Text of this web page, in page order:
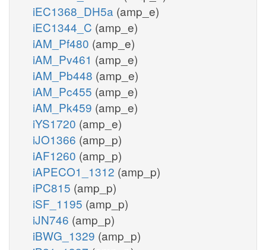
iEC1368_DH5a (amp_e)
iEC1344_C (amp_e)
iAM_Pf480 (amp_e)
iAM_Pv461 (amp_e)
iAM_Pb448 (amp_e)
iAM_Pc455 (amp_e)
iAM_Pk459 (amp_e)
iYS1720 (amp_e)
iJO1366 (amp_p)
iAF1260 (amp_p)
iAPECO1_1312 (amp_p)
iPC815 (amp_p)
iSF_1195 (amp_p)
iJN746 (amp_p)
iBWG_1329 (amp_p)